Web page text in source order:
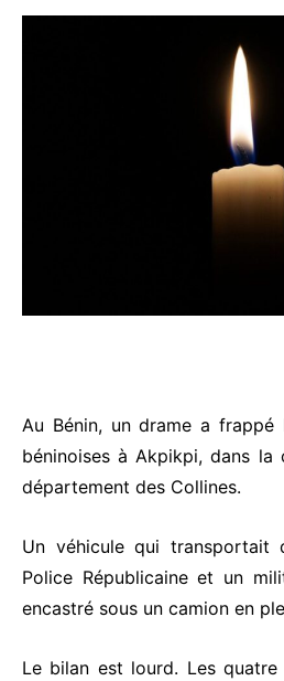
Au Bénin, un drame a
béninoises à Akpikpi, dans la
département des Collines.
Un véhicule qui transportait
Police Républicaine et un
encastré sous un camion en
Le bilan est lourd. Les